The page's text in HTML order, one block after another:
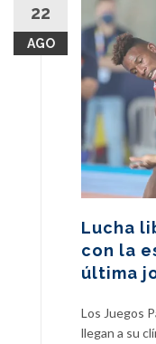
22
AGO
Lucha
con la
última
Los Juegos
llegan a su